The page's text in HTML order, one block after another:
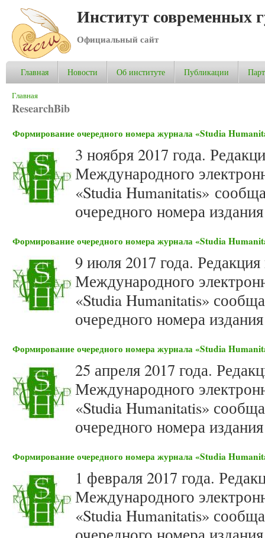
Институт современных
Официальный сайт
Главная Новости Об институте Публикации
Вы здесь
Главная
ResearchBib
Формирование очередного номера журнала «Studia
3 ноября 2017 года.
Международного
«Studia Humanitatis»
очередного номера
Формирование очередного номера журнала «Studia
9 июля 2017 года.
Международного
«Studia Humanitatis»
очередного номера
Формирование очередного номера журнала «Studia
25 апреля 2017 года.
Международного
«Studia Humanitatis»
очередного номера
Формирование очередного номера журнала «Studia
1 февраля 2017 года.
Международного
«Studia Humanitatis»